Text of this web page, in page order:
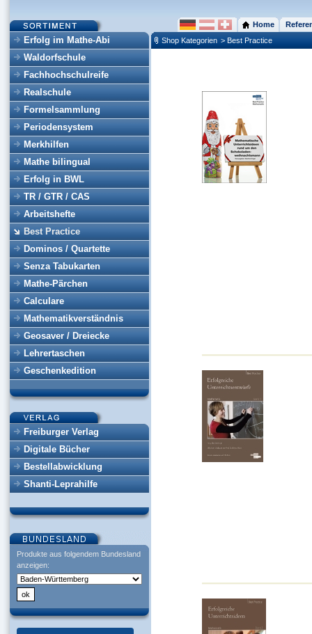
Erfolg im Mathe-Abi
Waldorfschule
Fachhochschulreife
Realschule
Formelsammlung
Periodensystem
Merkhilfen
Mathe bilingual
Erfolg in BWL
TR / GTR / CAS
Arbeitshefte
Best Practice
Dominos / Quartette
Senza Tabukarten
Mathe-Pärchen
Calculare
Mathematikverständnis
Geosaver / Dreiecke
Lehrertaschen
Geschenkedition
Freiburger Verlag
Digitale Bücher
Bestellabwicklung
Shanti-Leprahilfe
Produkte aus folgendem Bundesland
anzeigen:
Home
Shop Kategorien > Best Practice